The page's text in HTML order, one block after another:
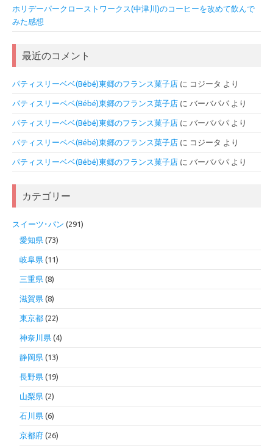
ホリデーパークローストワークス(中津川)のコーヒーを改めて飲んで
みた感想
最近のコメント
パティスリーベベ(Bébé)東郷のフランス菓子店 に コジータ より
パティスリーベベ(Bébé)東郷のフランス菓子店 に バーバパパ より
パティスリーベベ(Bébé)東郷のフランス菓子店 に バーバパパ より
パティスリーベベ(Bébé)東郷のフランス菓子店 に コジータ より
パティスリーベベ(Bébé)東郷のフランス菓子店 に バーバパパ より
カテゴリー
スイーツ･パン (291)
愛知県 (73)
岐阜県 (11)
三重県 (8)
滋賀県 (8)
東京都 (22)
神奈川県 (4)
静岡県 (13)
長野県 (19)
山梨県 (2)
石川県 (6)
京都府 (26)